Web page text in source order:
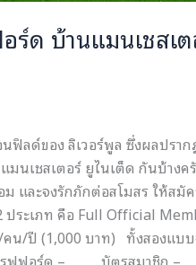
ด บ้านแมนเชสเต
ลด์ของ ลิเวอร์พูล ซึ่งผลปราก
มนเชสเตอร์ ยูไนเต็ด กันบ้า
ละจงรักภักต่อสโมสร ให้สมั
ระเภท คือ Full Official
/ปี (1,000 บาท) ทั้งสองแบ